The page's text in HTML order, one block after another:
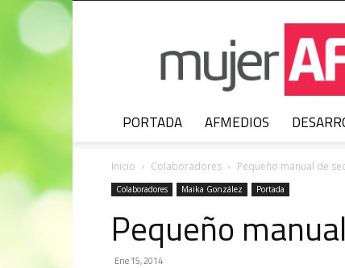
PORTADA AFMEDIOS
Inicio Colaboradores Pequeño manual de
Colaboradores Maika González Portada
Pequeño
Ene 15, 2014